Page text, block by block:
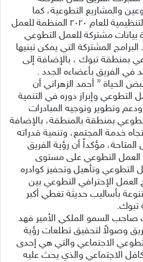
والمشاريع التطوعية، كما
ناقش وضع السياسات واللوائح التنظيمية للعام ٢٠٢٠ المنظمة للعمل
بيانات مشتركة للعمل التطوعي
المشتركة التي يمكن تبنيها
بمنطقة تبوك ، بالإضافة إلى
في الفريق بأعضاءه الجدد .
الحياة ” أحمد الزهراني أن
التطوعي وإبراز دوره في التنمية
وتطوير وتوجيه المبادرات
بمنطقة بالمنطقة، بالإضافة
خدمة المجتمع، وتنمية قدراته
مؤكداً أن رؤية الفريق
العمل التطوعي على مستوى
التطوعي وتأهيل وتحفيز كوادره
العمل الإحترافي التطوعي بين
بأساليب حديثة تغطي أكبر
تبوك.
صاحب السمو الملكي الأمير فهد
وصولاً لتحقيق تطلعات رؤية
العمل التطوعي الاجتماعي والتي هي إحدى
الاجتماعي والذي يحث عليه